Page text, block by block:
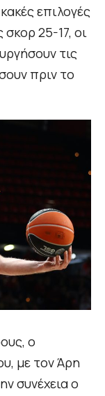
επιλογές
25-17, οι
τις
πριν το
ο
με τον Άρη
συνέχεια ο